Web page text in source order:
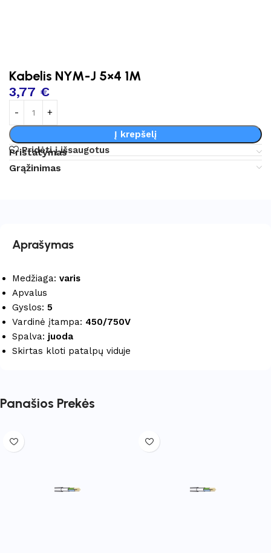
Kabelis NYM-J 5×4 1M
3,77 €
Į krepšelį
Pridėti į išsaugotus
Pristatymas
Grąžinimas
Aprašymas
Medžiaga: varis
Apvalus
Gyslos: 5
Vardinė įtampa: 450/750V
Spalva: juoda
Skirtas kloti patalpų viduje
Panašios Prekės